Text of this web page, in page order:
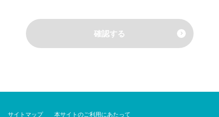
確認する
サイトマップ 本サイトのご利用にあたって